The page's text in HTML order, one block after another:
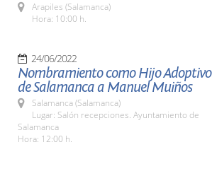
Arapiles (Salamanca)
Hora: 10:00 h.
24/06/2022
Nombramiento como Hijo Adoptivo
de Salamanca a Manuel Muiños
Salamanca (Salamanca)
Lugar: Salón recepciones. Ayuntamiento de
Salamanca
Hora: 12:00 h.